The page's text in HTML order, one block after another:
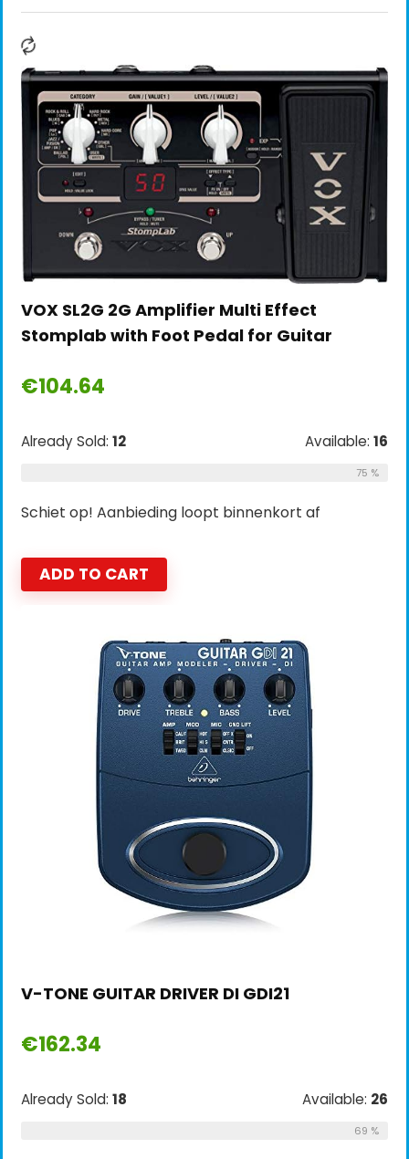
VOX SL2G 2G Amplifier Multi Effect
Stomplab with Foot Pedal for Guitar
€104.64
Already Sold: 12 Available: 16
75 %
Schiet op! Aanbieding loopt binnenkort af
ADD TO CART
V-TONE GUITAR DRIVER DI GDI21
€162.34
Already Sold: 18 Available: 26
69 %